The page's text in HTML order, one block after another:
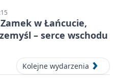
w Łańcucie,
– serce wschodu
Kolejne wydarzenia